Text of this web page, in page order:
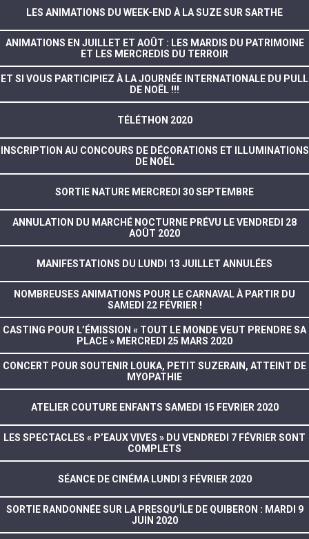
LES ANIMATIONS DU WEEK-END À LA SUZE SUR SARTHE
ANIMATIONS EN JUILLET ET AOÛT : LES MARDIS DU PATRIMOINE
ET LES MERCREDIS DU TERROIR
ET SI VOUS PARTICIPIEZ À LA JOURNÉE INTERNATIONALE DU PULL
DE NOËL !!!
TÉLÉTHON 2020
INSCRIPTION AU CONCOURS DE DÉCORATIONS ET ILLUMINATIONS
DE NOËL
SORTIE NATURE MERCREDI 30 SEPTEMBRE
ANNULATION DU MARCHÉ NOCTURNE PRÉVU LE VENDREDI 28
AOÛT 2020
MANIFESTATIONS DU LUNDI 13 JUILLET ANNULÉES
NOMBREUSES ANIMATIONS POUR LE CARNAVAL À PARTIR DU
SAMEDI 22 FÉVRIER !
CASTING POUR L’ÉMISSION « TOUT LE MONDE VEUT PRENDRE SA
PLACE » MERCREDI 25 MARS 2020
CONCERT POUR SOUTENIR LOUKA, PETIT SUZERAIN, ATTEINT DE
MYOPATHIE
ATELIER COUTURE ENFANTS SAMEDI 15 FEVRIER 2020
LES SPECTACLES « P’EAUX VIVES » DU VENDREDI 7 FÉVRIER SONT
COMPLETS
SÉANCE DE CINÉMA LUNDI 3 FÉVRIER 2020
SORTIE RANDONNÉE SUR LA PRESQU’ÎLE DE QUIBERON : MARDI 9
JUIN 2020